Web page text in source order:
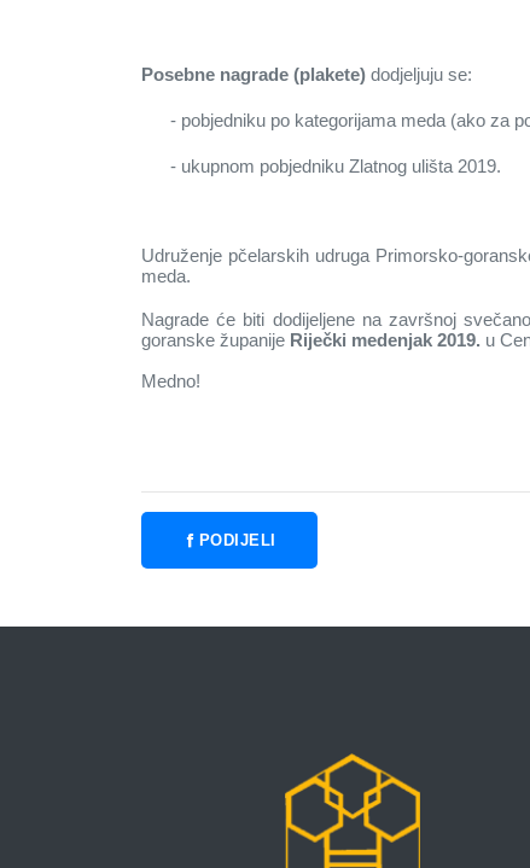
Posebne nagrade (plakete) dodjeljuju se:
- pobjedniku po kategorijama meda (ako za
- ukupnom pobjedniku Zlatnog ulišta 2019.
Udruženje pčelarskih udruga Primorsko-
meda.
Nagrade će biti dodijeljene na završnoj
goranske županije Riječki medenjak 2019. u
Medno!
predsjednik
PODIJELI